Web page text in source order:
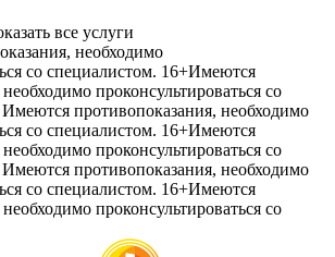
все услуги
необходимо
со специалистом. 16+Имеются
проконсультироваться со
Имеются противопоказания, необходимо
со специалистом. 16+Имеются
проконсультироваться со
Имеются противопоказания, необходимо
со специалистом. 16+Имеются
проконсультироваться со